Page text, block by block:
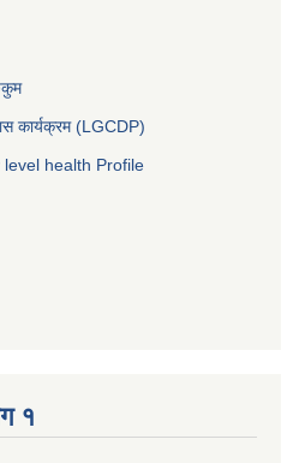
कार्यक्रम (LGCDP)
health Profile
१